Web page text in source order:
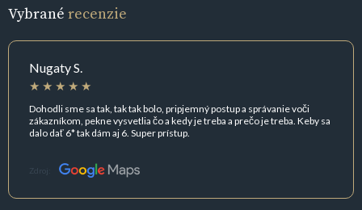
Vybrané recenzie
Nugaty S.
Dohodli sme sa tak, tak tak bolo, pripjemný postup a správanie voči
zákazníkom, pekne vysvetlia čo a kedy je treba a prečo je treba. Keby sa
dalo dať 6* tak dám aj 6. Super prístup.
Zdroj: